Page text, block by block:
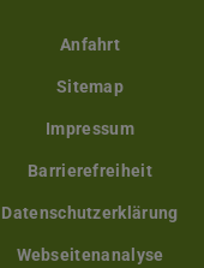
Anfahrt
Sitemap
Impressum
Barrierefreiheit
Datenschutzerklärung
Webseitenanalyse